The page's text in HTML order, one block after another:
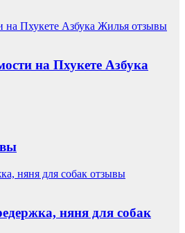
на Пхукете Азбука Жилья отзывы
на Пхукете Азбука
няня для собак отзывы
няня для собак